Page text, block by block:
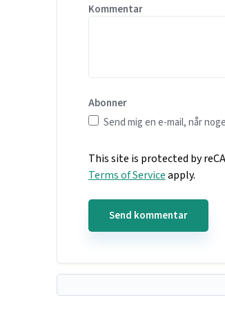
Kommentar
Abonner
Send mig en e-mail, når
This site is protected by
Terms of Serviceapply.